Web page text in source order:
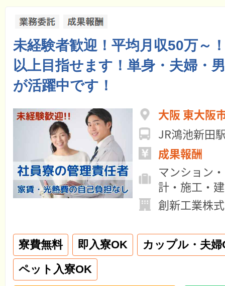
未経験者歓迎！平均月収50万～
以上目指せます！単身・夫婦・
が活躍中です！
大阪 東大阪
JR鴻池新田
成果報酬
マンション
計・施工・
創新工業株
寮費無料 即入寮OK
カップル・夫婦
ペット入寮OK